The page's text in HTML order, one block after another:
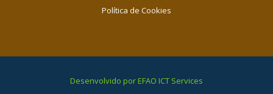
Política de Cookies
Desenvolvido por EFAO ICT Services